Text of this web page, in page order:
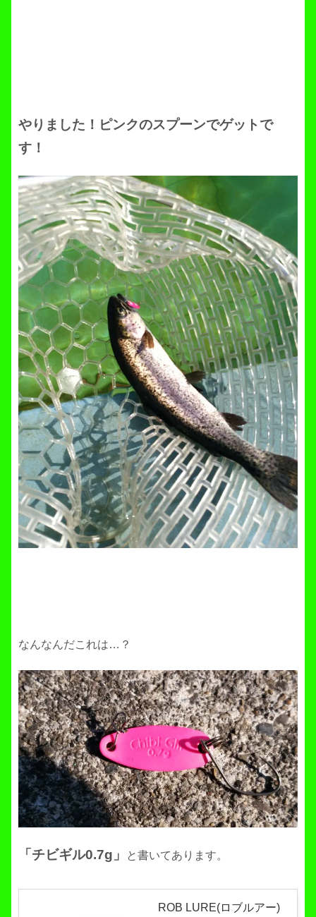
やりました！ピンクのスプーンでゲットで
す！
なんなんだこれは…？
「チビギル0.7g」 と書いてあります。
ROB LURE(ロブルアー)